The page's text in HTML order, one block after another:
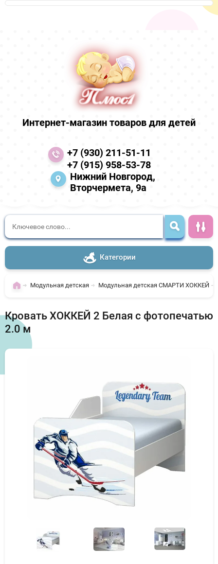
Интернет-магазин товаров для детей
+7 (930) 211-51-11
+7 (915) 958-53-78
Нижний Новгород,
Вторчермета, 9а
Категории
Модульная детская Модульная детская СМАРТИ ХОККЕЙ
Кровать ХОККЕЙ 2 Белая с фотопечатью
2.0 м